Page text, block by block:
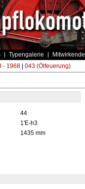
Typengalerie Mitwirkende
- 1968| 043 (Ölfeuerung)
44
1'E-h3
1435 mm